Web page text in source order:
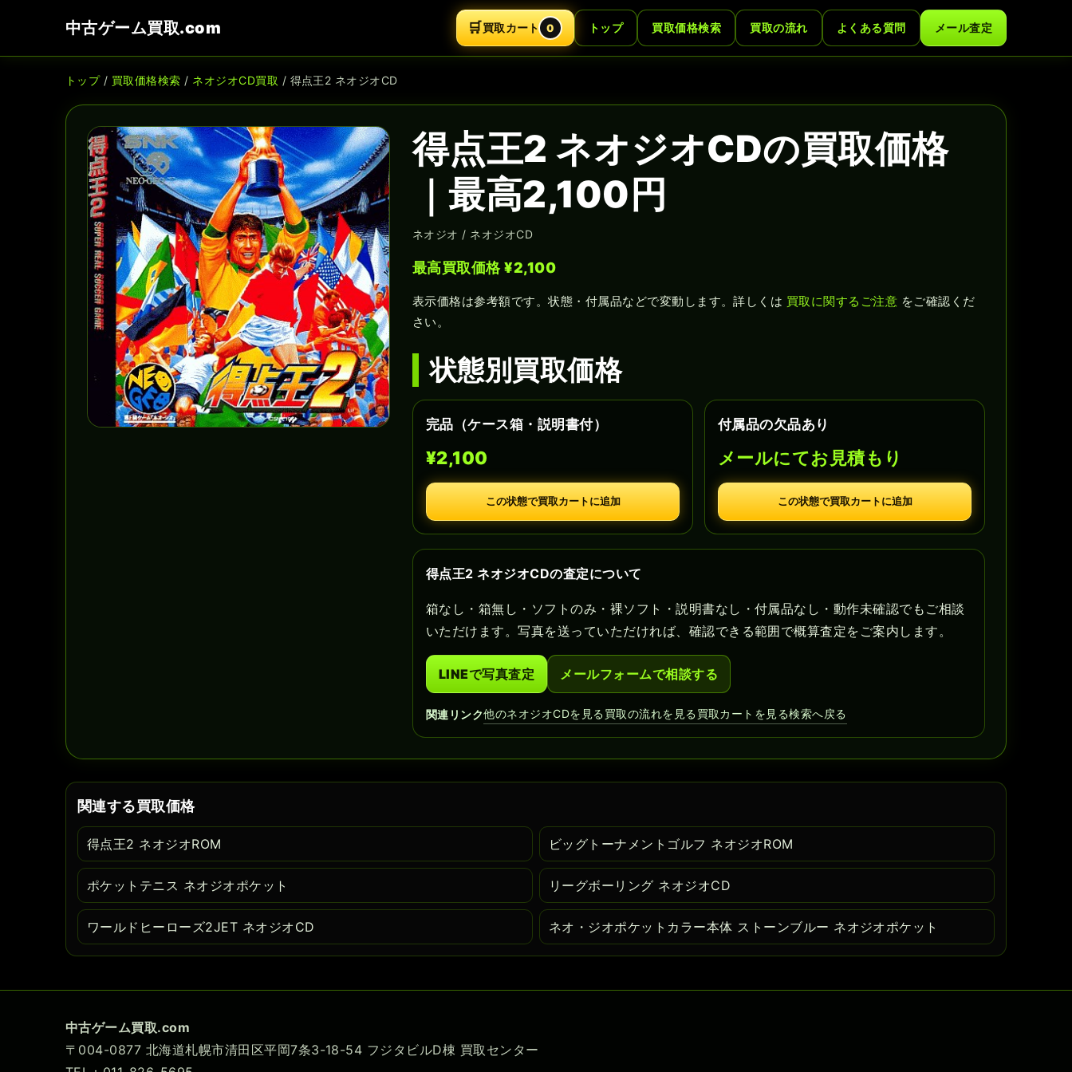
中古ゲーム買取.com 🛒買取カート 0 トップ 買取価格検索 買取の流れ よくある質問 メール査定
トップ/ 買取価格検索 / ネオジオCD買取 / 得点王2 ネオジオCD
得点王2 ネオジオCDの買取価格
｜最高2,100円
ネオジオ / ネオジオCD
最高買取価格 ¥2,100
表示価格は参考額です。状態・付属品などで変動します。詳しくは 買取に関するご注意 をご確認くだ
さい。
状態別買取価格
完品（ケース箱・説明書付）
¥2,100
この状態で買取カートに追加
付属品の欠品あり
メールにてお見積もり
この状態で買取カートに追加
得点王2 ネオジオCDの査定について
箱なし・箱無し・ソフトのみ・裸ソフト・説明書なし・付属品なし・動作未確認でもご相談
いただけます。写真を送っていただければ、確認できる範囲で概算査定をご案内します。
LINEで写真査定 メールフォームで相談する
関連リンク他のネオジオCDを見る買取の流れを見る買取カートを見る検索へ戻る
関連する買取価格
得点王2 ネオジオROM ビッグトーナメントゴルフ ネオジオROM
ポケットテニス ネオジオポケット リーグボーリング ネオジオCD
ワールドヒーローズ2JET ネオジオCD ネオ・ジオポケットカラー本体 ストーンブルー ネオジオポケット
中古ゲーム買取.com
〒004-0877 北海道札幌市清田区平岡7条3-18-54 フジタビルD棟 買取センター